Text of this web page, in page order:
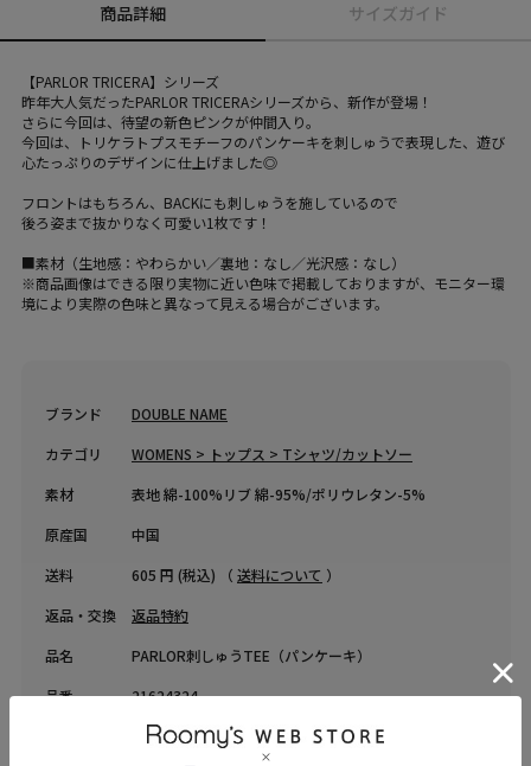
商品詳細 サイズガイド
【PARLOR TRICERA】シリーズ
昨年大人気だったPARLOR TRICERAシリーズから、新作が登場！
さらに今回は、待望の新色ピンクが仲間入り。
今回は、トリケラトプスモチーフのパンケーキを刺しゅうで表現した、遊び
心たっぷりのデザインに仕上げました◎
フロントはもちろん、BACKにも刺しゅうを施しているので
後ろ姿まで抜かりなく可愛い1枚です！
■素材（生地感：やわらかい／裏地：なし／光沢感：なし）
※商品画像はできる限り実物に近い色味で掲載しておりますが、モニター環
境により実際の色味と異なって見える場合がございます。
ブランド
DOUBLE NAME
カテゴリ
WOMENS > トップス > Tシャツ/カットソー
素材
表地 綿-100%リブ 綿-95%/ポリウレタン-5%
原産国
中国
送料
605 円 (税込) （ 送料について ）
返品・交換
返品特約
品名
PARLOR刺しゅうTEE（パンケーキ）
品番
21624324